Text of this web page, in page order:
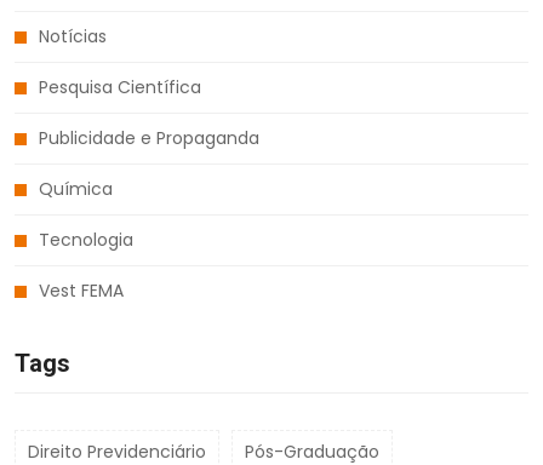
Notícias
Pesquisa Científica
Publicidade e Propaganda
Química
Tecnologia
Vest FEMA
Tags
Direito Previdenciário Pós-Graduação